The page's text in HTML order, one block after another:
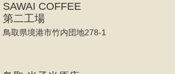
SAWAI COFFEE
第二工場
鳥取県境港市竹内団地278-1